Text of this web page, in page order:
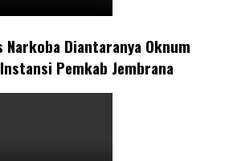
Narkoba Diantaranya Oknum
Pemkab Jembrana